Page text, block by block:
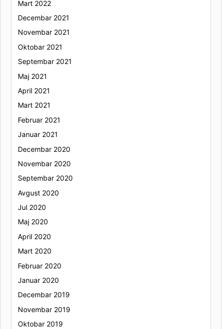
Mart 2022
Decembar 2021
Novembar 2021
Oktobar 2021
Septembar 2021
Maj 2021
April 2021
Mart 2021
Februar 2021
Januar 2021
Decembar 2020
Novembar 2020
Septembar 2020
Avgust 2020
Jul 2020
Maj 2020
April 2020
Mart 2020
Februar 2020
Januar 2020
Decembar 2019
Novembar 2019
Oktobar 2019